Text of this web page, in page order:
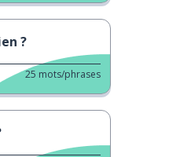
?
25 mots/phrases